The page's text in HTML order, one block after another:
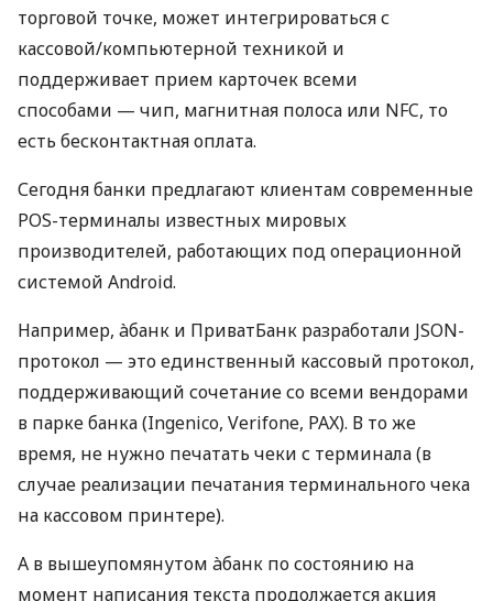
торговой точке, может интегрироваться с
кассовой/компьютерной техникой и
поддерживает прием карточек всеми
способами — чип, магнитная полоса или NFC, то
есть бесконтактная оплата.
Сегодня банки предлагают клиентам современные
POS-терминалы известных мировых
производителей, работающих под операционной
системой Android.
Например, àбанк и ПриватБанк разработали JSON-
протокол — это единственный кассовый протокол,
поддерживающий сочетание со всеми вендорами
в парке банка (Ingenico, Verifone, PAX). В то же
время, не нужно печатать чеки с терминала (в
случае реализации печатания терминального чека
на кассовом принтере).
А в вышеупомянутом àбанк по состоянию на
момент написания текста продолжается акция